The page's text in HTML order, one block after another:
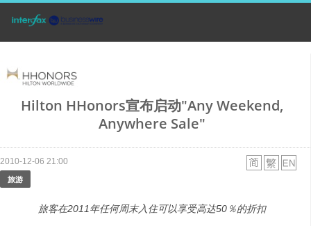
Hilton HHonors宣布启动"Any Weekend,
Anywhere Sale"
2010-12-06 21:00
旅游
旅客在2011年任何周末入住可以享受高达50％的折扣